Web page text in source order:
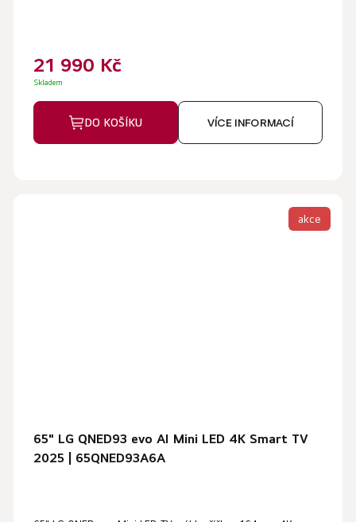
21 990 Kč
Skladem
DO KOŠÍKU VÍCE INFORMACÍ
akce
65" LG QNED93 evo AI Mini LED 4K Smart TV
2025 | 65QNED93A6A